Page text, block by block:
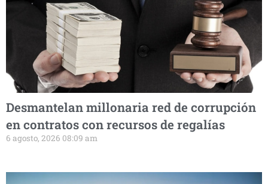
Desmantelan millonaria red de corrupción
en contratos con recursos de regalías
6 agosto, 2026 08:09 am